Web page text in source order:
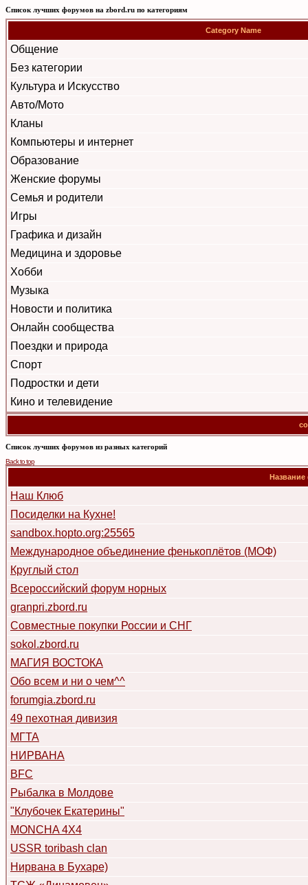
Список лучших форумов на zbord.ru по категориям
Category Name
Общение
Без категории
Культура и Искусство
Авто/Мото
Кланы
Компьютеры и интернет
Образование
Женские форумы
Семья и родители
Игры
Графика и дизайн
Медицина и здоровье
Хобби
Музыка
Новости и политика
Онлайн сообщества
Поездки и природа
Спорт
Подростки и дети
Кино и телевидение
Список лучших форумов из разных категорий
Back to top
Наш Клюб
Посиделки на Кухне!
sandbox.hopto.org:25565
Международное объединение фенькоплётов (МОФ)
Круглый стол
Всероссийский форум норных
granpri.zbord.ru
Совместные покупки России и СНГ
sokol.zbord.ru
МАГИЯ ВОСТОКА
Обо всем и ни о чем^^
forumgia.zbord.ru
49 пехотная дивизия
МГТА
НИРВАНА
BFC
Рыбалка в Молдове
"Клубочек Екатерины"
MONCHA 4X4
USSR toribash clan
Нирвана в Бухаре)